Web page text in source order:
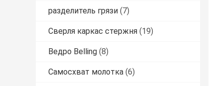
разделитель грязи (7)
Сверля каркас стержня (19)
Ведро Belling (8)
Самосхват молотка (6)